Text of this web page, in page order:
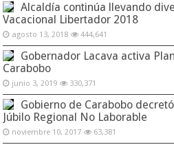
Alcaldía continúa llevando
Vacacional Libertador 2018
agosto 13, 2018 444,641
Gobernador Lacava activa
Carabobo
junio 3, 2019 330,371
Gobierno de Carabobo
Júbilo Regional No Laborable
noviembre 10, 2017 63,381